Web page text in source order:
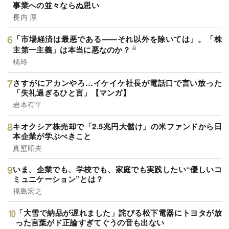
事業への並々ならぬ思い
長内 厚
「市場経済は最悪である――それ以外を除いては」。「株
主第一主義」は本当に悪なのか？
橘玲
さすがにアカンやろ…イケイケ社長が電話口で言い放った
「失礼過ぎるひと言」【マンガ】
岩本有平
キオクシア株売却で「2.5兆円大儲け」の米ファンドから日
本企業が学ぶべきこと
真壁昭夫
いま、企業でも、学校でも、家庭でも実践したい“優しいコ
ミュニケーション”とは？
福島宏之
「大雪で納品が遅れました」詫びる松下電器にトヨタが放
った言葉がド正論すぎてぐうの音も出ない